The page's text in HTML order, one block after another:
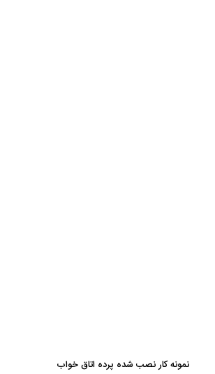
نمونه کار نصب شده پرده اتاق خواب